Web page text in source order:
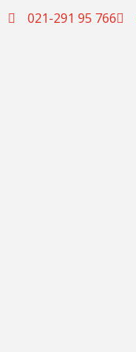
021-291 95 766